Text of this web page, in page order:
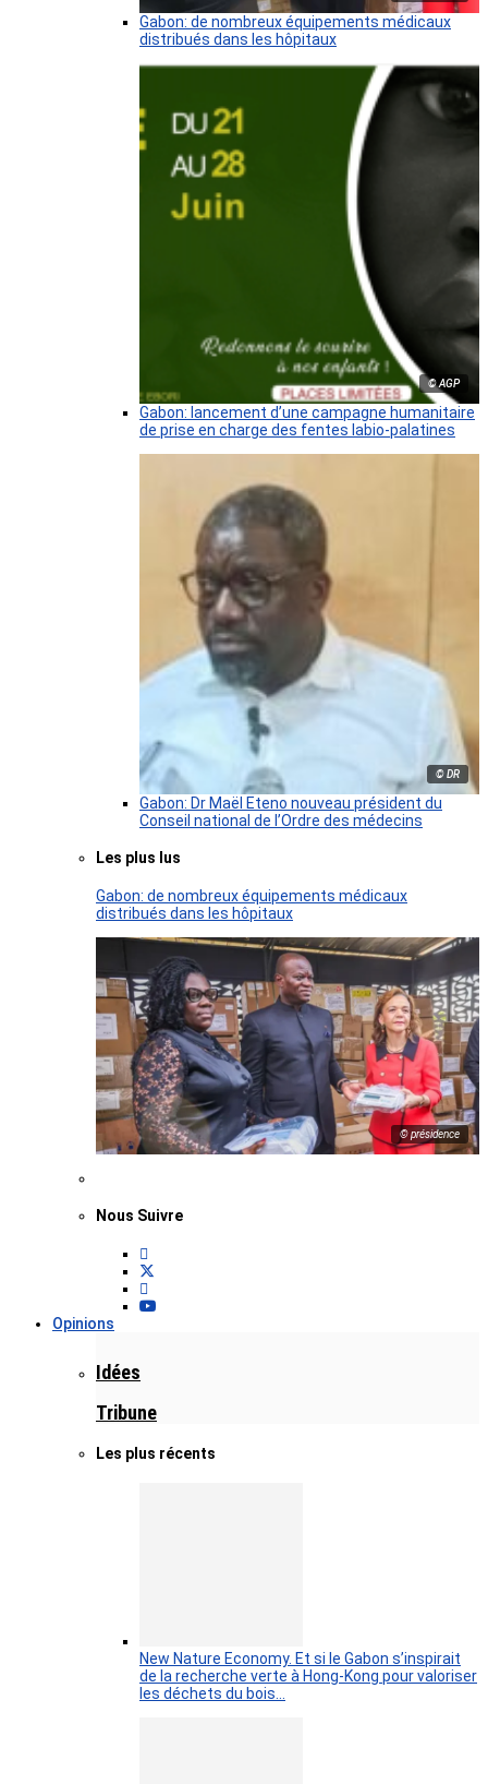
Gabon: de nombreux équipements médicaux
distribués dans les hôpitaux
© AGP
Gabon: lancement d’une campagne humanitaire
de prise en charge des fentes labio-palatines
© DR
Gabon: Dr Maël Eteno nouveau président du
Conseil national de l’Ordre des médecins
Les plus lus
Gabon: de nombreux équipements médicaux
distribués dans les hôpitaux
© présidence
Nous Suivre
Opinions
Idées
Tribune
Les plus récents
New Nature Economy. Et si le Gabon s’inspirait
de la recherche verte à Hong-Kong pour valoriser
les déchets du bois…